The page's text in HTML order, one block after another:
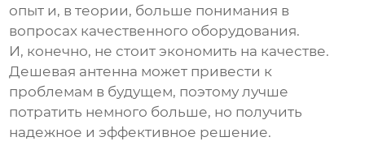
опыт и, в теории, больше понимания в
вопросах качественного оборудования.
И, конечно, не стоит экономить на качестве.
Дешевая антенна может привести к
проблемам в будущем, поэтому лучше
потратить немного больше, но получить
надежное и эффективное решение.